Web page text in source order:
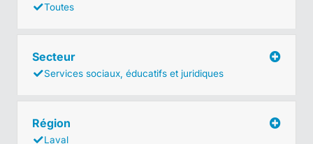
Toutes
Secteur
Services sociaux, éducatifs et juridiques
Région
Laval